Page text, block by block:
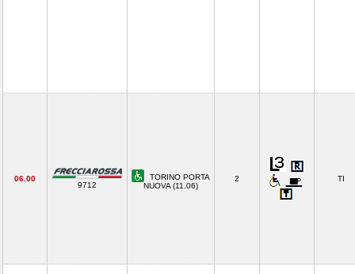
06.00
9712
TORINO PORTA
NUOVA (11.06)
2 TI